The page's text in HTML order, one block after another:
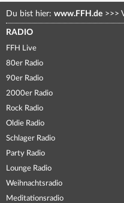
Du bist hier: www.FFH.de >>>
RADIO
FFH Live
80er Radio
90er Radio
2000er Radio
Rock Radio
Oldie Radio
Schlager Radio
Party Radio
Lounge Radio
Weihnachtsradio
Meditationsradio